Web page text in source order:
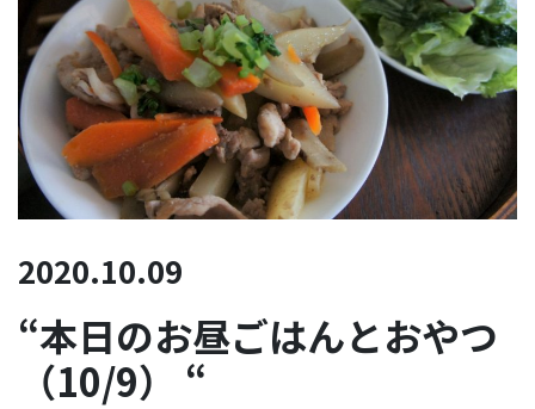
2020.10.09
“本日のお昼ごはんとおやつ
（10/9） “